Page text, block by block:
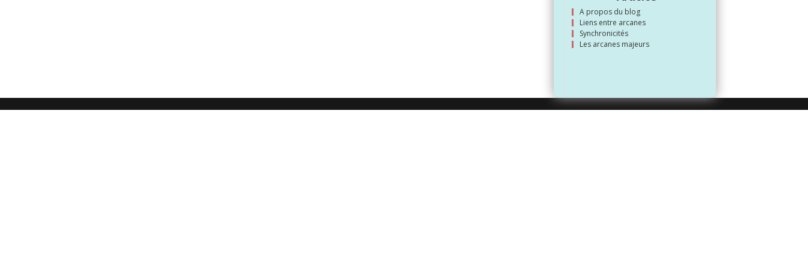
A propos du blog
Liens entre arcanes
Synchronicités
Les arcanes majeurs